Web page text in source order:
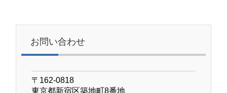
お問い合わせ
〒162-0818
東京都新宿区築地町8番地